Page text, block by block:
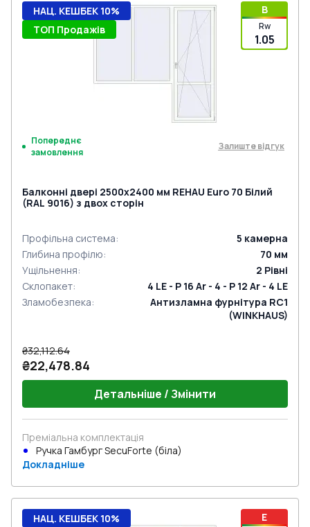
B
Rw
1.05
НАЦ. КЕШБЕК 10%
ТОП Продажів
Попереднє
замовлення
Залиште відгук
Балконні двері 2500x2400 мм REHAU Euro 70 Білий
(RAL 9016) з двох сторін
Профільна система: 5 камерна
Глибина профілю: 70 мм
Ущільнення: 2 Рівні
Склопакет:
4 LE - P 16 Ar - 4 - P 12 Ar - 4 LE
Зламобезпека:
Антизламна фурнітура RC1
(WINKHAUS)
₴32,112.64
₴22,478.84
Детальніше / Змінити
Преміальна комплектація
Ручка Гамбург SecuForte (біла)
Докладніше
E
НАЦ. КЕШБЕК 10%